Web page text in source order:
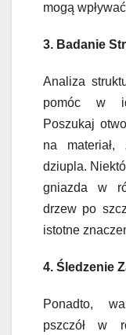
mogą
3. Badanie
Analiza
pomóc w
Poszukaj
na materiał,
dziupla.
gniazda w
drzew po
istotne
4. Śledzenie
Ponadto,
pszczół w